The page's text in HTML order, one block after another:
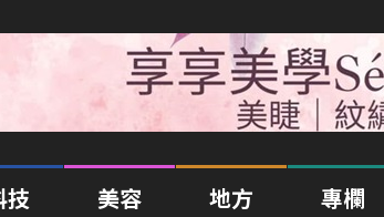
技 美容 地方 專欄